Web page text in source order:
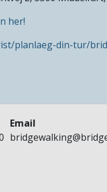
her!
planlaeg-din-tur/
Email